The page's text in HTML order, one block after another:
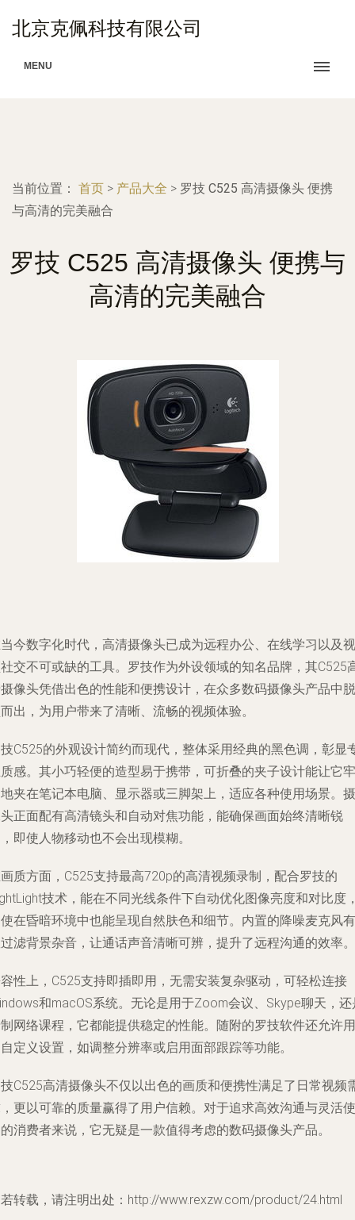
北京克佩科技有限公司
MENU
当前位置： 首页 > 产品大全 > 罗技 C525 高清摄像头 便携
与高清的完美融合
罗技 C525 高清摄像头 便携与
高清的完美融合
今数字化时代，高清摄像头已成为远程办公、在线学习以及视
交不可或缺的工具。罗技作为外设领域的知名品牌，其C525
像头凭借出色的性能和便携设计，在众多数码摄像头产品中脱
出，为用户带来了清晰、流畅的视频体验。
C525的外观设计简约而现代，整体采用经典的黑色调，彰显
感。其小巧轻便的造型易于携带，可折叠的夹子设计能让它牢
夹在笔记本电脑、显示器或三脚架上，适应各种使用场景。摄
正面配有高清镜头和自动对焦功能，能确保画面始终清晰锐
即使人物移动也不会出现模糊。
质方面，C525支持最高720p的高清视频录制，配合罗技的
技术，能在不同光线条件下自动优化图像亮度和对比度
在昏暗环境中也能呈现自然肤色和细节。内置的降噪麦克风有
滤背景杂音，让通话声音清晰可辨，提升了远程沟通的效率。
性上，C525支持即插即用，无需安装复杂驱动，可轻松连接
和macOS系统。无论是用于Zoom会议、Skype聊天，还
网络课程，它都能提供稳定的性能。随附的罗技软件还允许用
定义设置，如调整分辨率或启用面部跟踪等功能。
C525高清摄像头不仅以出色的画质和便携性满足了日常视频
更以可靠的质量赢得了用户信赖。对于追求高效沟通与灵活使
消费者来说，它无疑是一款值得考虑的数码摄像头产品。
转载，请注明出处：http://www.rexzw.com/product/24.html